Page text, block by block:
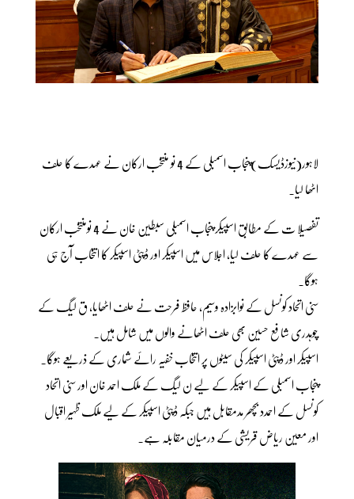
لاہور(نیوزڈیسک)پنجاب اسمبلی کے 4 نو منتخب ارکان نے عہدے کا حلف
اٹھا لیا۔
تفصیلا ت کے مطابق اسپیکر پنجاب اسمبلی سبطین خان نے 4 نومنتخب ارکان
سے عہدے کا حلف لیا، اجلاس میں اسپیکر اور ڈپٹی اسپیکر کا انتخاب آج ہی
ہوگا۔
سنی اتحاد کونسل کے نوابزادہ وسیم، حافظ فرحت نے حلف اٹھایا، ق لیگ کے
چوہدری شافع حسین بھی حلف اٹھانے والوں میں شامل ہیں۔
اسپیکر اور ڈپٹی اسپیکر کی سیٹوں پر انتخاب خفیہ رائے شماری کے ذریعے ہوگا۔
پنجاب اسمبلی کے اسپیکر کے لیے ن لیگ کے ملک احمد خان اور سنی اتحاد
کونسل کے احمدد بچھر مدمقابل ہیں جبکہ ڈپٹی اسپیکر کے لیے ملک ظہیر اقبال
اور معین ریاض قریشی کے درمیان مقابلہ ہے۔